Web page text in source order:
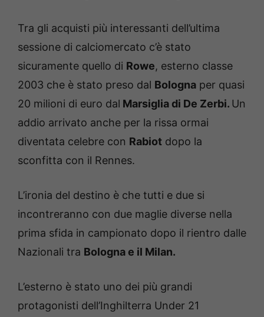
Tra gli acquisti più interessanti dell’ultima
sessione di calciomercato c’è stato
sicuramente quello di Rowe, esterno classe
2003 che è stato preso dal Bologna per quasi
20 milioni di euro dal Marsiglia di De Zerbi. Un
addio arrivato anche per la rissa ormai
diventata celebre con Rabiot dopo la
sconfitta con il Rennes.
L’ironia del destino è che tutti e due si
incontreranno con due maglie diverse nella
prima sfida in campionato dopo il rientro dalle
Nazionali tra Bologna e il Milan.
L’esterno è stato uno dei più grandi
protagonisti dell’Inghilterra Under 21